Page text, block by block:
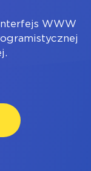
WWW